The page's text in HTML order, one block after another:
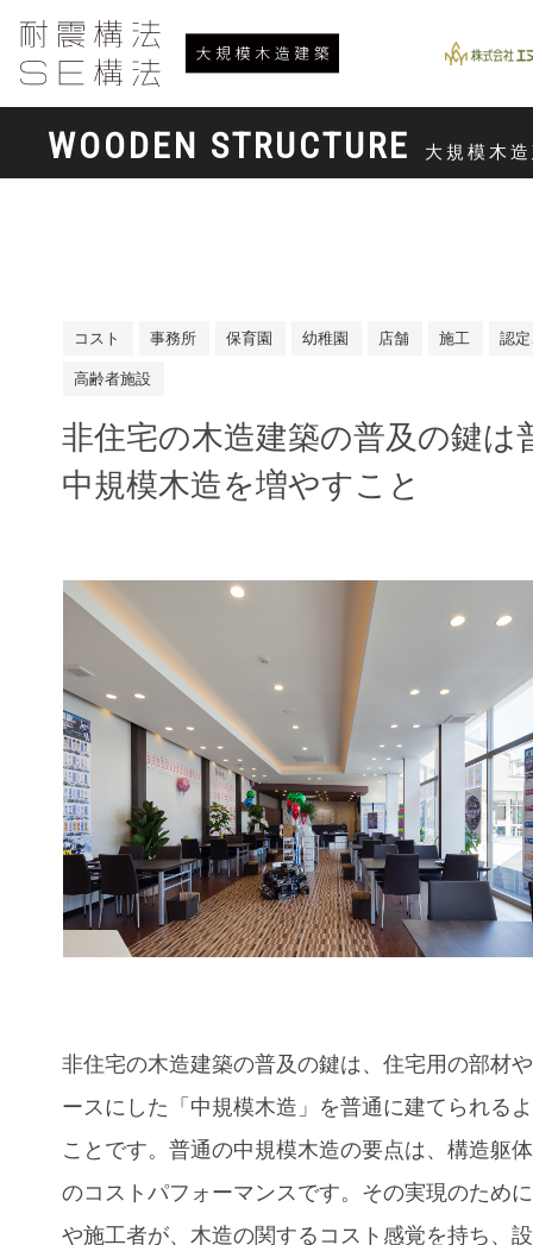
WOODEN STRUCTURE 大規模木
コスト 事務所 保育園 幼稚園 店舗 施工 認
高齢者施設
非住宅の木造建築の普及の鍵は
中規模木造を増やすこと
非住宅の木造建築の普及の鍵は、住宅用の部材
ースにした「中規模木造」を普通に建てられる
ことです。普通の中規模木造の要点は、構造躯
のコストパフォーマンスです。その実現のため
や施工者が、木造の関するコスト感覚を持ち、